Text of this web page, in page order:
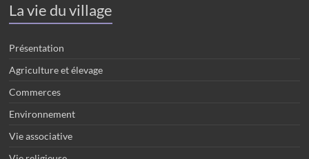
La vie du village
Présentation
Agriculture et élevage
Commerces
Environnement
Vie associative